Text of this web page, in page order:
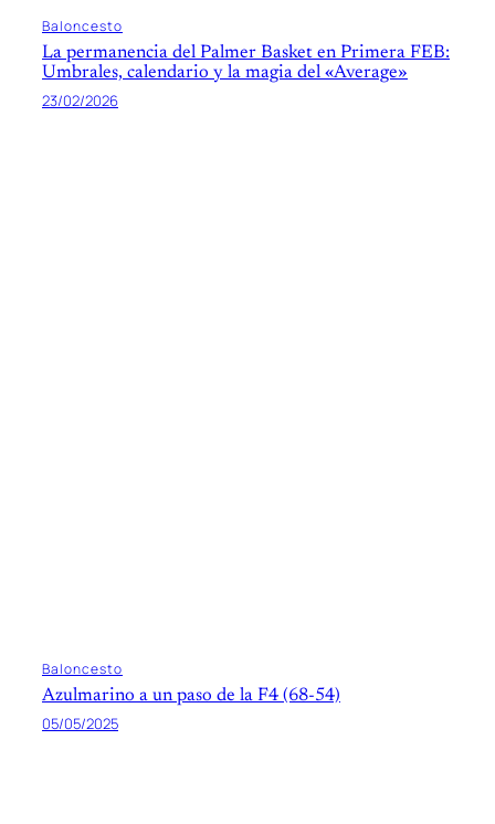
Baloncesto
La permanencia del Palmer Basket en Primera FEB:
Umbrales, calendario y la magia del «Average»
23/02/2026
Baloncesto
Azulmarino a un paso de la F4 (68-54)
05/05/2025